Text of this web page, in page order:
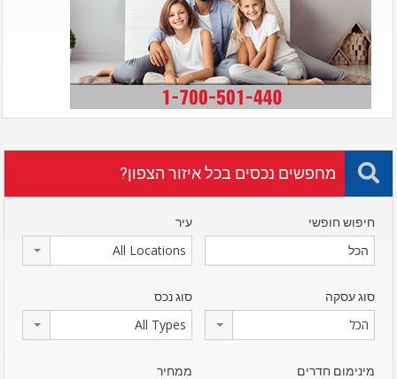
מחפשים נכסים בכל איזור הצפון?
חיפוש חופשי עיר
All Locations
סוג עסקה
הכל
סוג נכס
All Types
מינימום חדרים ממחיר